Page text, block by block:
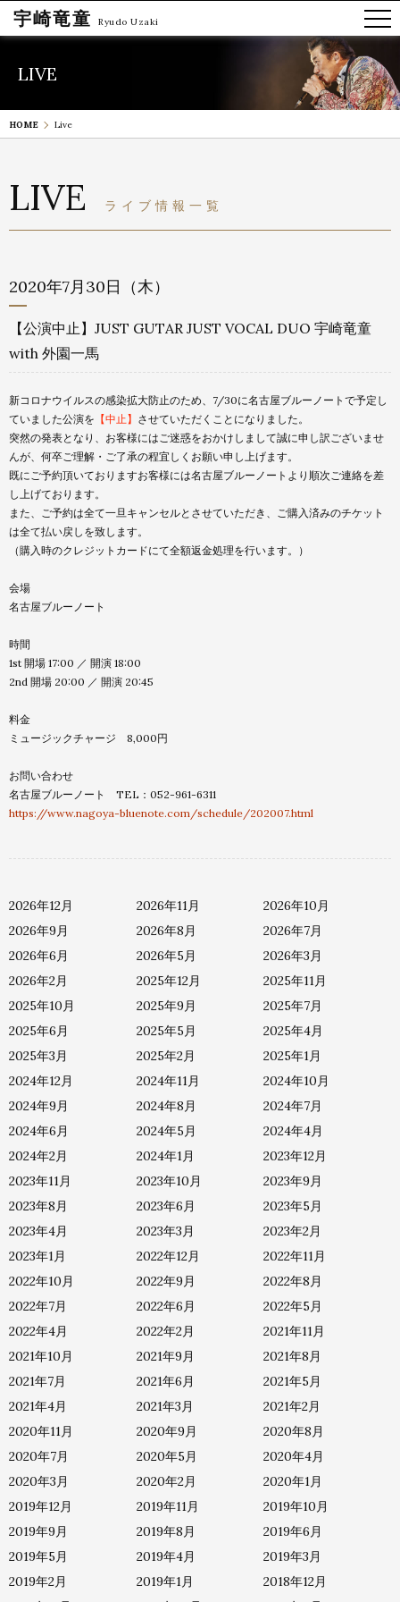
宇崎竜童 Ryudo Uzaki
LIVE
HOME Live
LIVE ライブ情報一覧
2020年7月30日（木）
【公演中止】JUST GUTAR JUST VOCAL DUO 宇崎竜童
with 外園一馬
新コロナウイルスの感染拡大防止のため、7/30に名古屋ブルーノートで予定し
ていました公演を 【中止】 させていただくことになりました。
突然の発表となり、 お客様にはご迷惑をおかけしまして誠に申し訳ございませ
んが、 何卒ご理解・ご了承の程宜しくお願い申し上げます。
既にご予約頂いておりますお客様には名古屋ブルーノートより順次ご連絡を差
し上げております。
また、ご予約は全て一旦キャンセルとさせていただき、 ご購入済みのチケット
は全て払い戻しを致します。
（購入時のクレジットカードにて全額返金処理を行います。）
会場
名古屋ブルーノート
時間
1st 開場 17:00 ／ 開演 18:00
2nd 開場 20:00 ／ 開演 20:45
料金
ミュージックチャージ 8,000円
お問い合わせ
名古屋ブルーノート TEL：052-961-6311
https://www.nagoya-bluenote.com/schedule/202007.html
2026年12月 2026年11月
2026年10月
2026年9月
2026年8月
2026年7月
2026年6月
2026年5月
2026年3月
2026年2月
2025年12月
2025年11月
2025年10月
2025年9月
2025年7月
2025年6月
2025年5月
2025年4月
2025年3月
2025年2月
2025年1月
2024年12月
2024年11月
2024年10月
2024年9月
2024年8月
2024年7月
2024年6月
2024年5月
2024年4月
2024年2月
2024年1月
2023年12月
2023年11月
2023年10月
2023年9月
2023年8月
2023年6月
2023年5月
2023年4月
2023年3月
2023年2月
2023年1月
2022年12月
2022年11月
2022年10月
2022年9月
2022年8月
2022年7月
2022年6月
2022年5月
2022年4月
2022年2月
2021年11月
2021年10月
2021年9月
2021年8月
2021年7月
2021年6月
2021年5月
2021年4月
2021年3月
2021年2月
2020年11月
2020年9月
2020年8月
2020年7月
2020年5月
2020年4月
2020年3月
2020年2月
2020年1月
2019年12月
2019年11月
2019年10月
2019年9月
2019年8月
2019年6月
2019年5月
2019年4月
2019年3月
2019年2月
2019年1月
2018年12月